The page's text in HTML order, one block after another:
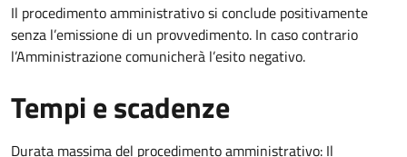
Il procedimento amministrativo si conclude positivamente
senza l’emissione di un provvedimento. In caso contrario
l’Amministrazione comunicherà l’esito negativo.
Tempi e scadenze
Durata massima del procedimento amministrativo: Il